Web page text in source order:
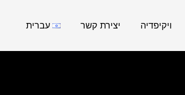
ויקיפדיה יצירת קשר עברית